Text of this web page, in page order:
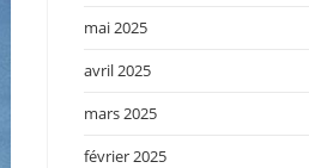
mai 2025
avril 2025
mars 2025
février 2025